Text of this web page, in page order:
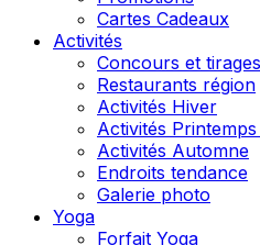
Cartes Cadeaux
Activités
Concours et tirages
Restaurants région
Activités Hiver
Activités Printemps
Activités Automne
Endroits tendance
Galerie photo
Yoga
Forfait Yoga